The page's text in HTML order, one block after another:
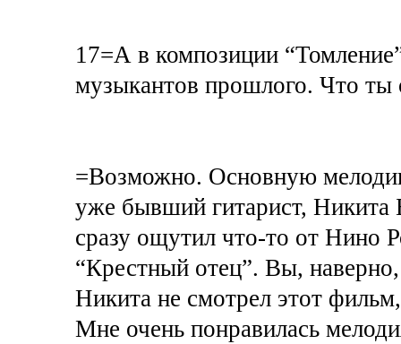
17=А в композиции
музыкантов прошлого. Что ты
=Возможно. Основную
уже бывший гитарист, Никита
сразу ощутил что-то от Нино
“Крестный отец”. Вы,
Никита не смотрел этот
Мне очень понравилась